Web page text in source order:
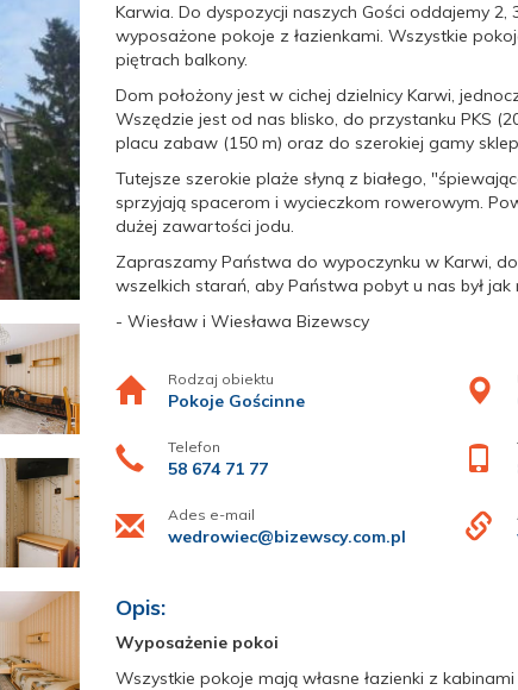
Karwia. Do dyspozycji naszych Gości oddajemy
wyposażone pokoje z łazienkami. Wszystkie
piętrach balkony.
Dom położony jest w cichej dzielnicy Karwi,
Wszędzie jest od nas blisko, do przystanku PKS
placu zabaw (150 m) oraz do szerokiej gamy
Tutejsze szerokie plaże słyną z białego,
sprzyjają spacerom i wycieczkom rowerowym.
dużej zawartości jodu.
Zapraszamy Państwa do wypoczynku w Karwi,
wszelkich starań, aby Państwa pobyt u nas był jak
- Wiesław i Wiesława Bizewscy
Rodzaj obiektu
Pokoje Gościnne
Telefon
58 674 71 77
Ades e-mail
wedrowiec@bizewscy.com.pl
Opis:
Wyposażenie pokoi
Wszystkie pokoje mają własne łazienki z